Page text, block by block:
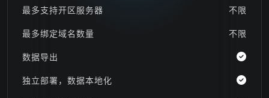
最多支持开区服务器 不限
最多绑定域名数量 不限
数据导出
独立部署，数据本地化